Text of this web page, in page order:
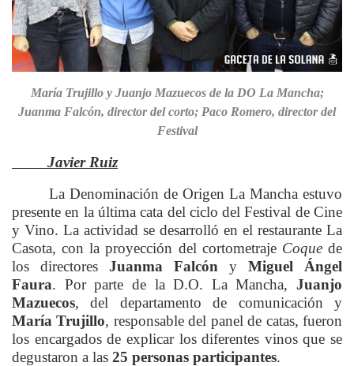
María Trujillo y Juanjo Mazuecos de la DO La Mancha;
Juanma Falcón, director del corto; Paco Romero, director del
Festival
Javier Ruiz
La Denominación de Origen La Mancha estuvo
presente en la última cata del ciclo del Festival de Cine
y Vino. La actividad se desarrolló en el restaurante La
Casota, con la proyección del cortometraje Coquede
los directores Juanma Falcón y Miguel Ángel
Faura. Por parte de la D.O. La Mancha, Juanjo
Mazuecos, del departamento de comunicación y
María Trujillo, responsable del panel de catas, fueron
los encargados de explicar los diferentes vinos que se
degustaron a las 25 personas participantes.